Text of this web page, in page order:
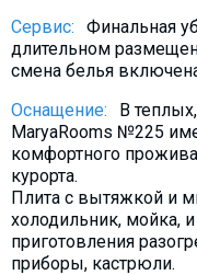
Сервис:
Финальная
длительном
смена белья
Оснащение:
В
MaryaRooms №225
комфортного
курорта.
Плита с вытяжкой и
холодильник, мойка,
приготовления
приборы, кастрюли.